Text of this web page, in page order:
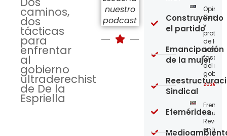
caminos,
dos
tácticas
para
enfrentar
al
gobierno
ultraderechista
de De la
Espriella
nuestro
podcast
y
de los
del
2026-
Frente
en la
Construyendo
el partido
Emancipación
de la mujer
Sindical
Efemérides